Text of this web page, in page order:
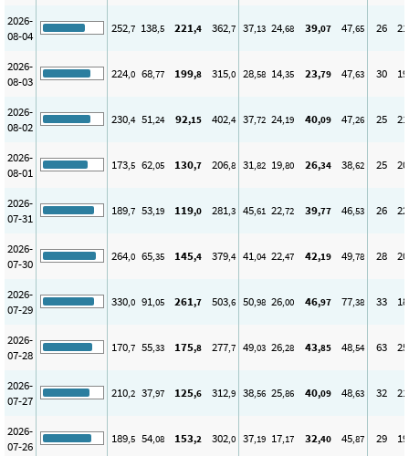
2026-
08-04
252,7 138,5 221,4 362,7 37,13 24,68 39,07 47,65 26 21
2026-
08-03
224,0 68,77 199,8 315,0 28,58 14,35 23,79 47,63 30 19
2026-
08-02
230,4 51,24 92,15 402,4 37,72 24,19 40,09 47,26 25 21
2026-
08-01
173,5 62,05 130,7 206,8 31,82 19,80 26,34 38,62 25 20
2026-
07-31
189,7 53,19 119,0 281,3 45,61 22,72 39,77 46,53 26 22
2026-
07-30
264,0 65,35 145,4 379,4 41,04 22,47 42,19 49,78 28 20
2026-
07-29
330,0 91,05 261,7 503,6 50,98 26,00 46,97 77,38 33 18
2026-
07-28
170,7 55,33 175,8 277,7 49,03 26,28 43,85 48,54 63 25
2026-
07-27
210,2 37,97 125,6 312,9 38,56 25,86 40,09 48,63 32 21
2026-
07-26
189,5 54,08 153,2 302,0 37,19 17,17 32,40 45,87 29 19